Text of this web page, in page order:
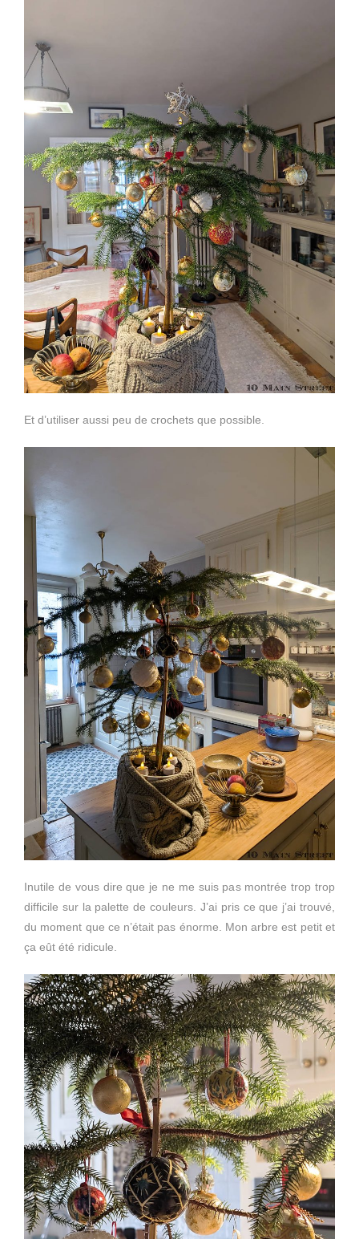
Et d’utiliser aussi peu de crochets que possible.
Inutile de vous dire que je ne me suis pas montrée trop trop
difficile sur la palette de couleurs. J’ai pris ce que j’ai trouvé,
du moment que ce n’était pas énorme. Mon arbre est petit et
ça eût été ridicule.